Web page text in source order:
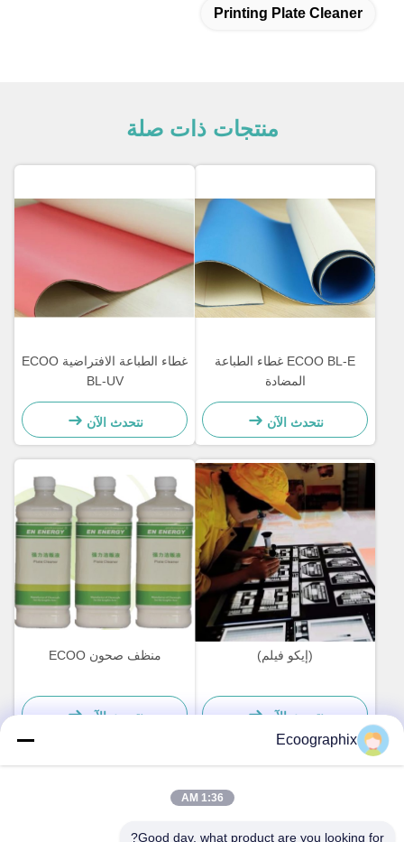
Printing Plate Cleaner
منتجات ذات صلة
ECOO BL-E غطاء الطباعة
المضادة
نتحدث الآن
غطاء الطباعة الافتراضية ECOO
BL-UV
نتحدث الآن
(إيكو فيلم)
نتحدث الآن
منظف صحون ECOO
نتحدث الآن
Ecoographix
1:36 AM
Good day, what product are you looking for?